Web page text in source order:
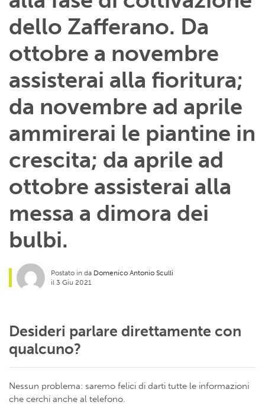
dello Zafferano. Da
ottobre a novembre
assisterai alla fioritura;
da novembre ad aprile
ammirerai le piantine in
crescita; da aprile ad
ottobre assisterai alla
messa a dimora dei
bulbi.
Postato in da Domenico Antonio Sculli
il 3 Giu 2021
Desideri parlare direttamente con
qualcuno?
Nessun problema: saremo felici di darti tutte le informazioni
che cerchi anche al telefono.